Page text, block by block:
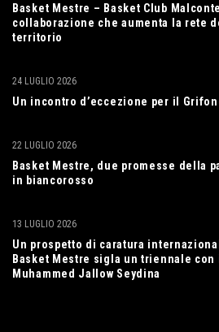
Basket Mestre – Basket Club
collaborazione che aumenta la rete
territorio
Un incontro d’eccezione per il
24 LUGLIO 2026
Basket Mestre, due promesse della
in biancorosso
22 LUGLIO 2026
Un prospetto di caratura
Basket Mestre sigla un triennale con
Muhammed Jallow Seydina
13 LUGLIO 2026